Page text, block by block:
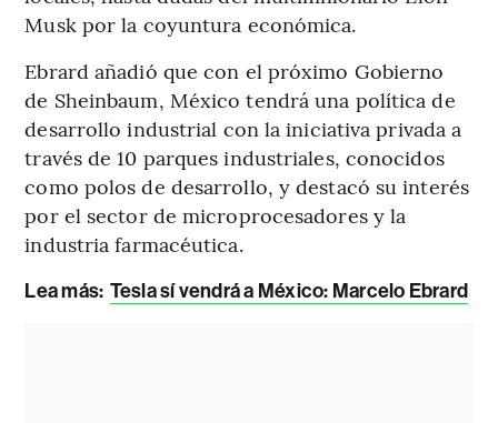
Musk por la coyuntura económica.
Ebrard añadió que con el próximo Gobierno
de Sheinbaum, México tendrá una política de
desarrollo industrial con la iniciativa privada a
través de 10 parques industriales, conocidos
como polos de desarrollo, y destacó su interés
por el sector de microprocesadores y la
industria farmacéutica.
Lea más: Tesla sí vendrá a México: Marcelo Ebrard